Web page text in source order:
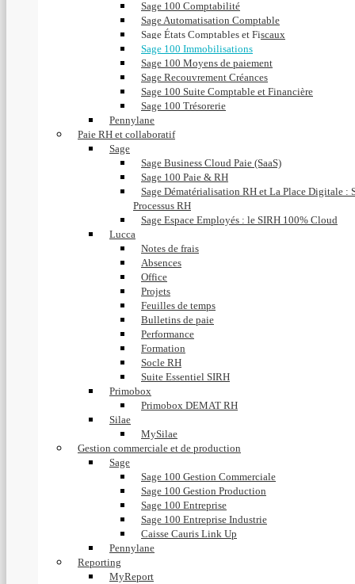
Sage 100 Comptabilité
Sage Automatisation Comptable
Sage États Comptables et Fiscaux
Sage 100 Immobilisations
Sage 100 Moyens de paiement
Sage Recouvrement Créances
Sage 100 Suite Comptable et Financière
Sage 100 Trésorerie
Pennylane
Paie RH et collaboratif
Sage
Sage Business Cloud Paie (SaaS)
Sage 100 Paie & RH
Sage Dématérialisation RH et La Place Digitale :
Processus RH
Sage Espace Employés : le SIRH 100% Cloud
Lucca
Notes de frais
Absences
Office
Projets
Feuilles de temps
Bulletins de paie
Performance
Formation
Socle RH
Suite Essentiel SIRH
Primobox
Primobox DEMAT RH
Silae
MySilae
Gestion commerciale et de production
Sage
Sage 100 Gestion Commerciale
Sage 100 Gestion Production
Sage 100 Entreprise
Sage 100 Entreprise Industrie
Caisse Cauris Link Up
Pennylane
Reporting
MyReport